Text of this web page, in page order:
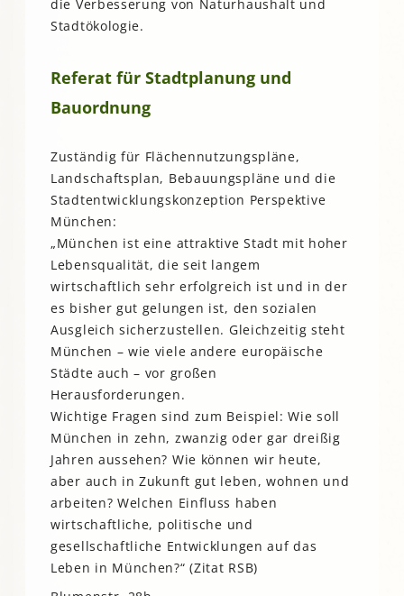
die Verbesserung von Naturhaushalt und
Stadtökologie.
Referat für Stadtplanung und
Bauordnung
Zuständig für Flächennutzungspläne,
Landschaftsplan, Bebauungspläne und die
Stadtentwicklungskonzeption Perspektive
München:
„München ist eine attraktive Stadt mit hoher
Lebensqualität, die seit langem
wirtschaftlich sehr erfolgreich ist und in der
es bisher gut gelungen ist, den sozialen
Ausgleich sicherzustellen. Gleichzeitig steht
München – wie viele andere europäische
Städte auch – vor großen
Herausforderungen.
Wichtige Fragen sind zum Beispiel: Wie soll
München in zehn, zwanzig oder gar dreißig
Jahren aussehen? Wie können wir heute,
aber auch in Zukunft gut leben, wohnen und
arbeiten? Welchen Einfluss haben
wirtschaftliche, politische und
gesellschaftliche Entwicklungen auf das
Leben in München?“ (Zitat RSB)